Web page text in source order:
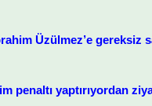
Üzülmez’e gereksiz
penaltı yaptırıyordan